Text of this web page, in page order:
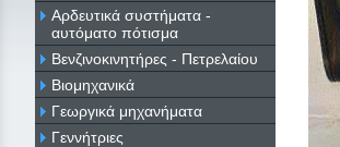
Αρδευτικά συστήματα -
αυτόματο πότισμα
Βενζινοκινητήρες - Πετρελαίου
Βιομηχανικά
Γεωργικά μηχανήματα
Γεννήτριες